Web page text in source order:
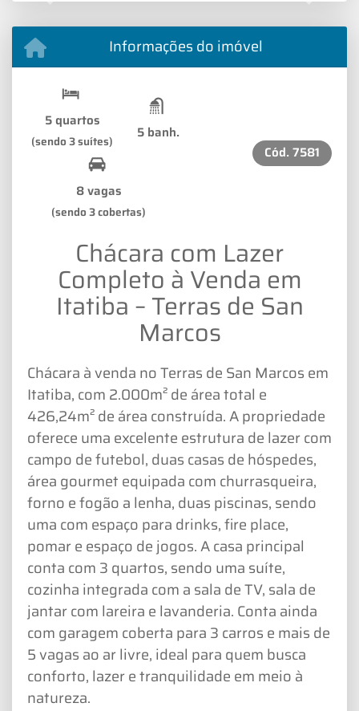
Informações do imóvel
5 quartos
(sendo 3 suítes) 5 banh.
8 vagas
(sendo 3 cobertas)
Cód. 7581
Chácara com Lazer
Completo à Venda em
Itatiba – Terras de San
Marcos
Chácara à venda no Terras de San Marcos em
Itatiba, com 2.000m² de área total e
426,24m² de área construída. A propriedade
oferece uma excelente estrutura de lazer com
campo de futebol, duas casas de hóspedes,
área gourmet equipada com churrasqueira,
forno e fogão a lenha, duas piscinas, sendo
uma com espaço para drinks, fire place,
pomar e espaço de jogos. A casa principal
conta com 3 quartos, sendo uma suíte,
cozinha integrada com a sala de TV, sala de
jantar com lareira e lavanderia. Conta ainda
com garagem coberta para 3 carros e mais de
5 vagas ao ar livre, ideal para quem busca
conforto, lazer e tranquilidade em meio à
natureza.